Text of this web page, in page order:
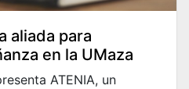
aliada para
en la UMaza
ATENIA, un